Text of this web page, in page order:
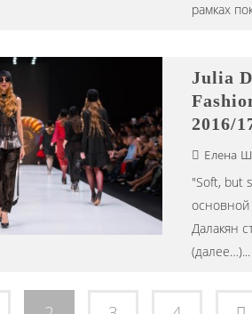
рамках
Julia
2016/
Елена
"Soft, but
основной
Далакян
(далее…)...